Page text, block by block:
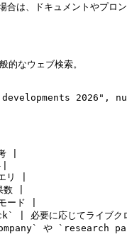
合は、ドキュメントやプロ
的なウェブ検索。
2026",
|
リ |
|
ド |
に応じてライブクロ
や `research